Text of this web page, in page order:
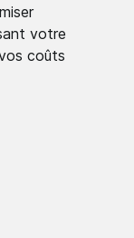
votre
coûts